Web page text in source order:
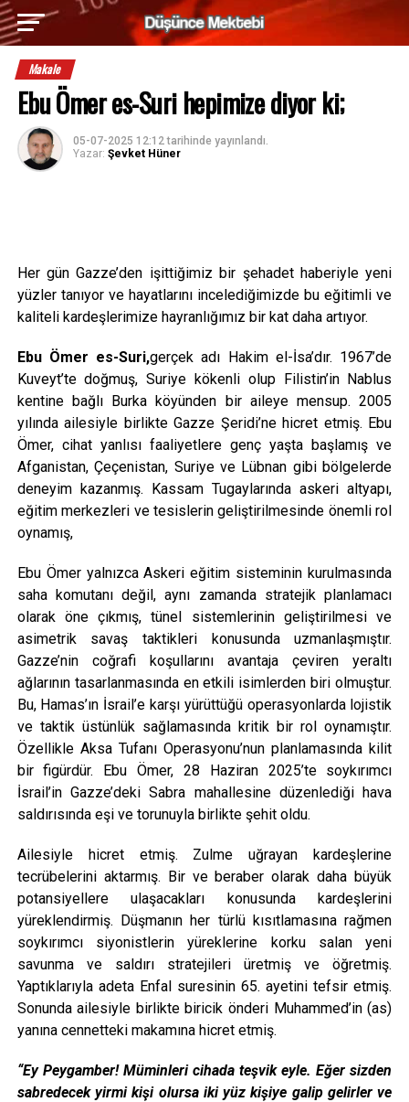
Makale
Ebu Ömer es-Suri hepimize diyor ki;
05-07-2025 12:12tarihinde yayınlandı.
Yazar: Şevket Hüner
Her gün Gazze’den işittiğimiz bir şehadet haberiyle yeni
yüzler tanıyor ve hayatlarını incelediğimizde bu eğitimli ve
kaliteli kardeşlerimize hayranlığımız bir kat daha artıyor.
Ebu Ömer es-Suri,gerçek adı Hakim el-İsa’dır. 1967’de
Kuveyt’te doğmuş, Suriye kökenli olup Filistin’in Nablus
kentine bağlı Burka köyünden bir aileye mensup. 2005
yılında ailesiyle birlikte Gazze Şeridi’ne hicret etmiş. Ebu
Ömer, cihat yanlısı faaliyetlere genç yaşta başlamış ve
Afganistan, Çeçenistan, Suriye ve Lübnan gibi bölgelerde
deneyim kazanmış. Kassam Tugaylarında askeri altyapı,
eğitim merkezleri ve tesislerin geliştirilmesinde önemli rol
oynamış,
Ebu Ömer yalnızca Askeri eğitim sisteminin kurulmasında
saha komutanı değil, aynı zamanda stratejik planlamacı
olarak öne çıkmış, tünel sistemlerinin geliştirilmesi ve
asimetrik savaş taktikleri konusunda uzmanlaşmıştır.
Gazze’nin coğrafi koşullarını avantaja çeviren yeraltı
ağlarının tasarlanmasında en etkili isimlerden biri olmuştur.
Bu, Hamas’ın İsrail’e karşı yürüttüğü operasyonlarda lojistik
ve taktik üstünlük sağlamasında kritik bir rol oynamıştır.
Özellikle Aksa Tufanı Operasyonu’nun planlamasında kilit
bir figürdür. Ebu Ömer, 28 Haziran 2025’te soykırımcı
İsrail’in Gazze’deki Sabra mahallesine düzenlediği hava
saldırısında eşi ve torunuyla birlikte şehit oldu.
Ailesiyle hicret etmiş. Zulme uğrayan kardeşlerine
tecrübelerini aktarmış. Bir ve beraber olarak daha büyük
potansiyellere ulaşacakları konusunda kardeşlerini
yüreklendirmiş. Düşmanın her türlü kısıtlamasına rağmen
soykırımcı siyonistlerin yüreklerine korku salan yeni
savunma ve saldırı stratejileri üretmiş ve öğretmiş.
Yaptıklarıyla adeta Enfal suresinin 65. ayetini tefsir etmiş.
Sonunda ailesiyle birlikte biricik önderi Muhammed’in (as)
yanına cennetteki makamına hicret etmiş.
“Ey Peygamber! Müminleri cihada teşvik eyle. Eğer sizden
sabredecek yirmi kişi olursa iki yüz kişiye galip gelirler ve